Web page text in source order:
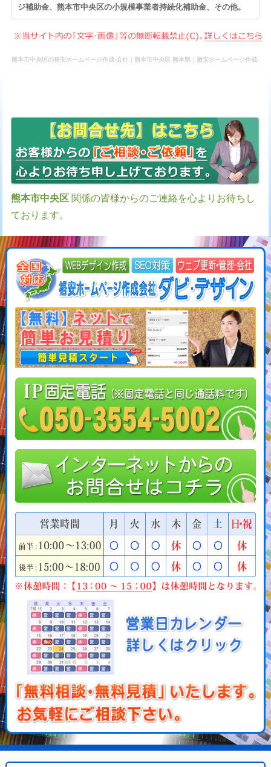
ジ補助金、熊本市中央区の小規模事業者持続化補助金、その他。
熊本市中央区の格安ホームページ作成-会社｜熊本市中央区-熊本県｜激安ホームページ作成-
熊本市中央区関係の皆様からのご連絡を心よりお待ちし
ております。